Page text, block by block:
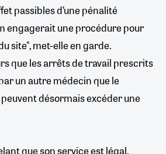
passibles d’une pénalité
engagerait une procédure pour
site", met-elle en garde.
que les arrêts de travail prescrits
un autre médecin que le
désormais excéder une
que son service est légal,